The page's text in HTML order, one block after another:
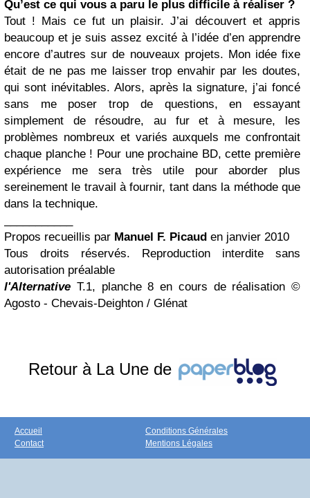
Qu’est ce qui vous a paru le plus difficile à réaliser ?
Tout ! Mais ce fut un plaisir. J’ai découvert et appris
beaucoup et je suis assez excité à l’idée d’en apprendre
encore d’autres sur de nouveaux projets. Mon idée fixe
était de ne pas me laisser trop envahir par les doutes,
qui sont inévitables. Alors, après la signature, j’ai foncé
sans me poser trop de questions, en essayant
simplement de résoudre, au fur et à mesure, les
problèmes nombreux et variés auxquels me confrontait
chaque planche ! Pour une prochaine BD, cette première
expérience me sera très utile pour aborder plus
sereinement le travail à fournir, tant dans la méthode que
dans la technique.
Propos recueillis par Manuel F. Picaud en janvier 2010
Tous droits réservés. Reproduction interdite sans
autorisation préalable
l'Alternative T.1, planche 8 en cours de réalisation ©
Agosto - Chevais-Deighton / Glénat
Retour à La Une de
Accueil
Contact
Conditions Générales
Mentions Légales